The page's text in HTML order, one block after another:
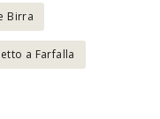
Birra
a Farfalla